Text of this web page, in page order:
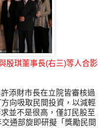
殷琪董事長(右三)等人合影
添財市長在立院皆審核過
向吸取民間投資，以減輕
並不是很高，僅訂民股至
通部旋即研擬「獎勵民間